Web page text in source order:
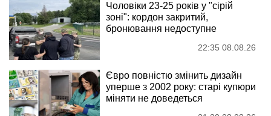
Чоловіки 23-25 років у "сірій
зоні": кордон закритий,
бронювання недоступне
22:35 08.08.26
Євро повністю змінить дизайн
уперше з 2002 року: старі купюри
міняти не доведеться